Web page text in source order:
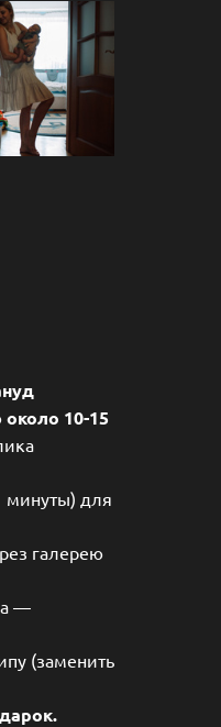
около 10-15
минуты) для
галерею
—
(заменить